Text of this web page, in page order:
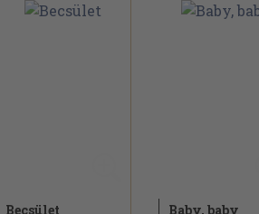
Becsület Baby, baby